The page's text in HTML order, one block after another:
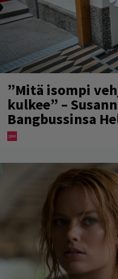
”Mitä isompi
kulkee” –
Bangbussinsa